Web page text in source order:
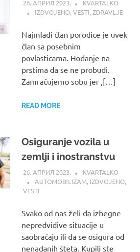
26. АПРИЛ 2023.
KVARTALKO
IZDVOJENO,VESTI,ZDRAVLJE
Najmlađi član porodice je uvek
član sa posebnim
povlasticama. Hodanje na
prstima da se ne probudi.
Zamračujemo sobu jer ,[…]
READ MORE
Osiguranje vozila u
zemlji i inostranstvu
26. АПРИЛ 2023.
KVARTALKO
AUTOMOBILIZAM, IZDVOJENO,
VESTI
Svako od nas želi da izbegne
nepredvidive situacije u
saobraćaju ili da se osigura od
nenadanih šteta. Kupili ste